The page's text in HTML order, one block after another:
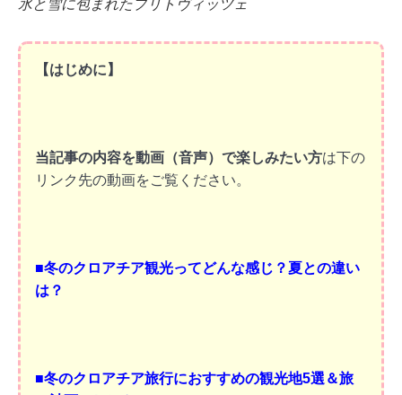
氷と雪に包まれたプリトヴィッツェ
【はじめに】
当記事の内容を動画（音声）で楽しみたい方は下の
リンク先の動画をご覧ください。
■冬のクロアチア観光ってどんな感じ？夏との違い
は？
■冬のクロアチア旅行におすすめの観光地5選＆旅